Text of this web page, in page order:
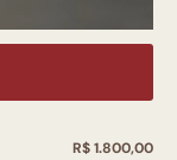
R$ 1.800,00